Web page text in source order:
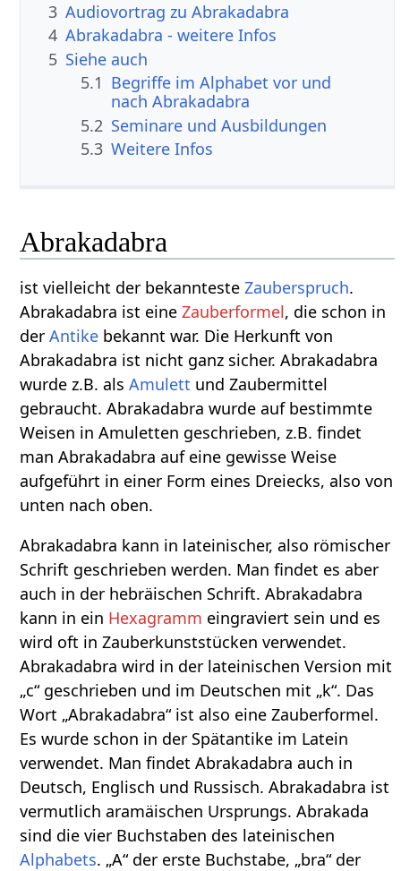
3 Audiovortrag zu Abrakadabra
4 Abrakadabra - weitere Infos
5 Siehe auch
5.1 Begriffe im Alphabet vor und
nach Abrakadabra
5.2 Seminare und Ausbildungen
5.3 Weitere Infos
Abrakadabra
ist vielleicht der bekanntesteZauberspruch.
Abrakadabra ist eineZauberformel, die schon in
derAntike bekannt war. Die Herkunft von
Abrakadabra ist nicht ganz sicher. Abrakadabra
wurde z.B. alsAmulett und Zaubermittel
gebraucht. Abrakadabra wurde auf bestimmte
Weisen in Amuletten geschrieben, z.B. findet
man Abrakadabra auf eine gewisse Weise
aufgeführt in einer Form eines Dreiecks, also von
unten nach oben.
Abrakadabra kann in lateinischer, also römischer
Schrift geschrieben werden. Man findet es aber
auch in der hebräischen Schrift. Abrakadabra
kann in ein Hexagramm eingraviert sein und es
wird oft in Zauberkunststücken verwendet.
Abrakadabra wird in der lateinischen Version mit
„c“ geschrieben und im Deutschen mit „k“. Das
Wort „Abrakadabra“ ist also eine Zauberformel.
Es wurde schon in der Spätantike im Latein
verwendet. Man findet Abrakadabra auch in
Deutsch, Englisch und Russisch. Abrakadabra ist
vermutlich aramäischen Ursprungs. Abrakada
sind die vier Buchstaben des lateinischen
Alphabets. „A“ der erste Buchstabe, „bra“ der